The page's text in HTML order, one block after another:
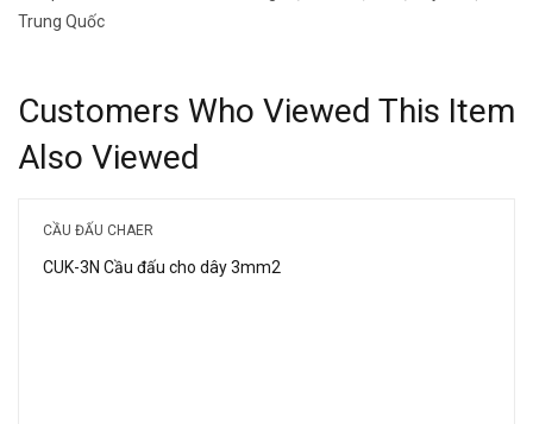
Trung Quốc
Customers Who Viewed This Item
Also Viewed
CẦU ĐẤU CHAER
CUK-3N Cầu đấu cho dây 3mm2